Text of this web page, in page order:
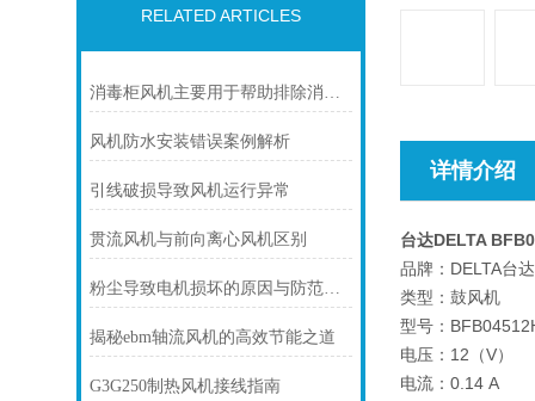
RELATED ARTICLES
消毒柜风机主要用于帮助排除消毒柜内的湿气和异味
风机防水安装错误案例解析
引线破损导致风机运行异常
贯流风机与前向离心风机区别
粉尘导致电机损坏的原因与防范措施
揭秘ebm轴流风机的高效节能之道
G3G250制热风机接线指南
详情介绍
台达DELTA
品牌：DELTA台达
类型：鼓风机
型号：
电压：12（V）
电流：0.14 A